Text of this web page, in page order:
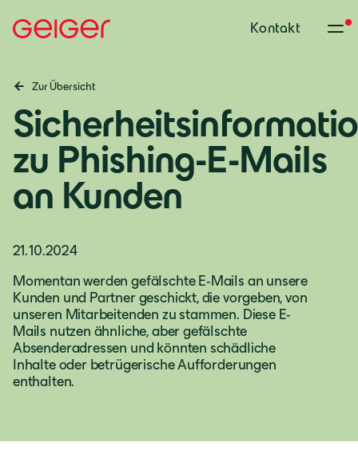
Kontakt
Zur Übersicht
zu Phishing-E-Mails
an Kunden
21.10.2024
Momentan werden gefälschte E-Mails an unsere
Kunden und Partner geschickt, die vorgeben, von
unseren Mitarbeitenden zu stammen. Diese E-
Mails nutzen ähnliche, aber gefälschte
Absenderadressen und könnten schädliche
Inhalte oder betrügerische Aufforderungen
enthalten.
Deutschland
Deutsch
Österreich